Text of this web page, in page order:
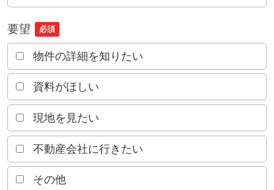
要望 必須
物件の詳細を知りたい
資料がほしい
現地を見たい
不動産会社に行きたい
その他